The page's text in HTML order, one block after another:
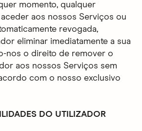
momento, qualquer
aos nossos Serviços ou
revogada,
eliminar imediatamente a sua
nos o direito de remover o
aos nossos Serviços sem
com o nosso exclusivo
DO UTILIZADOR